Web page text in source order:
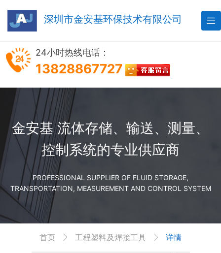
深圳市金安基环保技术有限公司 
24小时热线电话：
13828867727
金安基 流体存储、输送、测量、
控制系统的专业供应商
PROFESSIONAL SUPPLIER OF FLUID STORAGE,
TRANSPORTATION, MEASUREMENT AND CONTROL SYSTEM
首页  工程塑料及焊接工具  详情